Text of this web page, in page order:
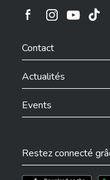
Ville de
Contact
Actualités
Events
Restez connecté